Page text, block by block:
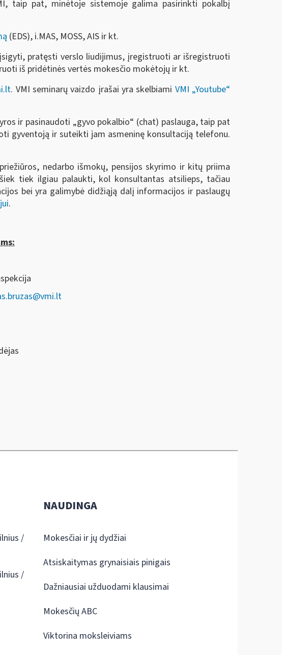
taip pat, minėtoje sistemoje galima pasirinkti pokalbį
(EDS), i.MAS, MOSS, AIS ir kt.
pratęsti verslo liudijimus, įregistruoti ar išregistruoti
iš pridėtinės vertės mokesčio mokėtojų ir kt.
. VMI seminarų vaizdo įrašai yra skelbiami VMI „Youtube“
ir pasinaudoti „gyvo pokalbio“ (chat) paslauga, taip pat
gyventoją ir suteikti jam asmeninę konsultaciją telefonu.
nedarbo išmokų, pensijos skyrimo ir kitų priima
tiek ilgiau palaukti, kol konsultantas atsilieps, tačiau
bei yra galimybė didžiąją dalį informacijos ir paslaugų
.
/
/
NAUDINGA
Mokesčiai ir jų dydžiai
Atsiskaitymas grynaisiais pinigais
Dažniausiai užduodami klausimai
Mokesčių ABC
Viktorina moksleiviams